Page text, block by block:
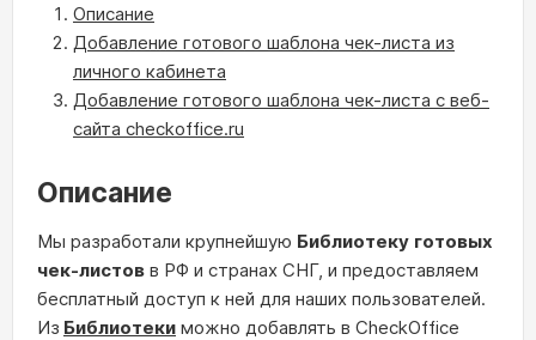
Описание
Добавление готового шаблона чек-листа из
личного кабинета
Добавление готового шаблона чек-листа с веб-
сайта checkoffice.ru
Описание
Мы разработали крупнейшую Библиотеку готовых
чек-листов в РФ и странах СНГ, и предоставляем
бесплатный доступ к ней для наших пользователей.
Из Библиотеки можно добавлять в CheckOffice